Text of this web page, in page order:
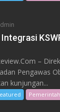
–
Pengawas
kunjungan...